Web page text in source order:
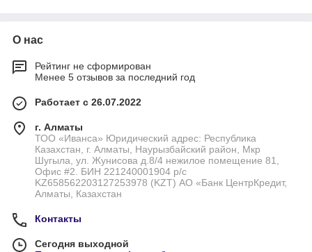
О нас
Рейтинг не сформирован
Менее 5 отзывов за последний год
Работает с 26.07.2022
г. Алматы
ТОО «Иванса» Юридический адрес: Республика
Казахстан, г. Алматы, Наурызбайский район, Мкр
Шугыла, ул. Жунисова д.8/4 нежилое помещение 81,
Офис #2. БИН 221240001904 р/с
KZ658562203127253978 (KZT) АО «Банк ЦентрКредит,
Алматы, Казахстан
Контакты
Сегодня выходной